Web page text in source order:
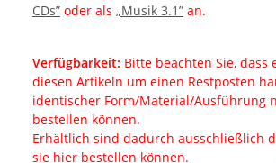
CDs” oder als „Musik 3.1” an.
Verfügbarkeit: Bitte beachten Sie, dass
diesen Artikeln um einen Restposten
identischer Form/Material/Ausführung
bestellen können.
Erhältlich sind dadurch ausschließlich
sie hier bestellen können.